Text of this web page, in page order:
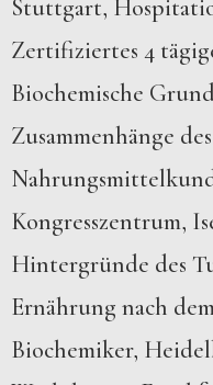
Stuttgart,
Zertifiziertes 4
Biochemische
Zusammenhänge
Kongresszentrum,
Hintergründe des
Ernährung nach
Biochemiker,